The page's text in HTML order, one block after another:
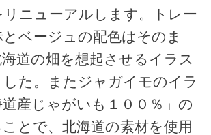
ニューアルします。トレー
とベージュの配色はそのま
道の畑を想起させるイラス
した。またジャガイモのイラ
産じゃがいも１００％」の
とで、北海道の素材を使用